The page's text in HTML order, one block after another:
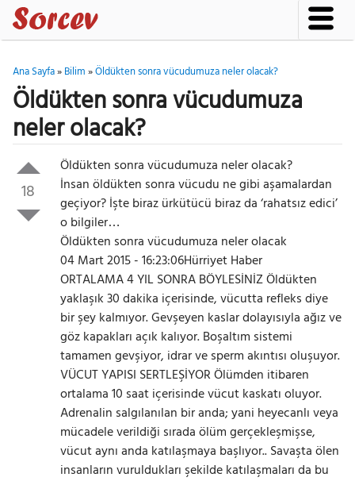
Ana Sayfa»Bilim»Öldükten sonra vücudumuza neler olacak?
Öldükten sonra vücudumuza
neler olacak?
18
Öldükten sonra vücudumuza neler olacak?
İnsan öldükten sonra vücudu ne gibi aşamalardan
geçiyor? İşte biraz ürkütücü biraz da ‘rahatsız edici’
o bilgiler…
Öldükten sonra vücudumuza neler olacak
04 Mart 2015 - 16:23:06Hürriyet Haber
ORTALAMA 4 YIL SONRA BÖYLESİNİZ Öldükten
yaklaşık 30 dakika içerisinde, vücutta refleks diye
bir şey kalmıyor. Gevşeyen kaslar dolayısıyla ağız ve
göz kapakları açık kalıyor. Boşaltım sistemi
tamamen gevşiyor, idrar ve sperm akıntısı oluşuyor.
VÜCUT YAPISI SERTLEŞİYOR Ölümden itibaren
ortalama 10 saat içerisinde vücut kaskatı oluyor.
Adrenalin salgılanılan bir anda; yani heyecanlı veya
mücadele verildiği sırada ölüm gerçekleşmişse,
vücut aynı anda katılaşmaya başlıyor.. Savaşta ölen
insanların vuruldukları şekilde katılaşmaları da bu